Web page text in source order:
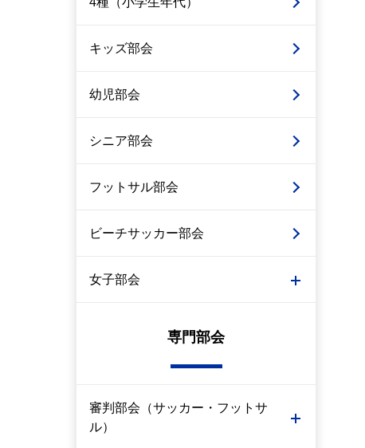
キッズ部会
幼児部会
シニア部会
フットサル部会
ビーチサッカー部会
女子部会
専門部会
審判部会（サッカー・フットサ
ル）